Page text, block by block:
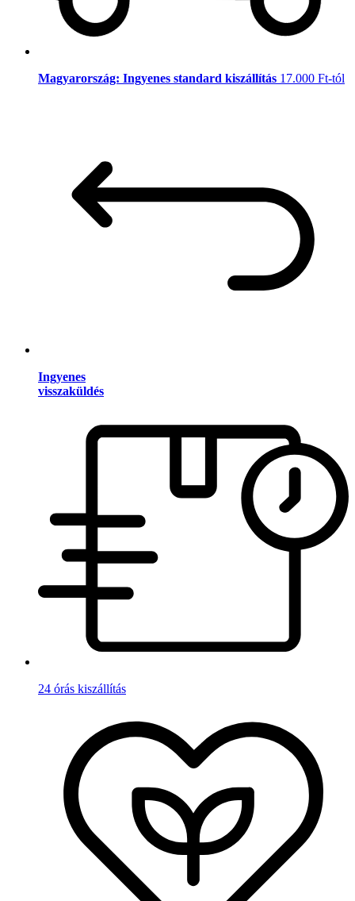
Magyarország: Ingyenes standard kiszállítás 17.000 Ft-tól
Ingyenes
visszaküldés
24 órás kiszállítás